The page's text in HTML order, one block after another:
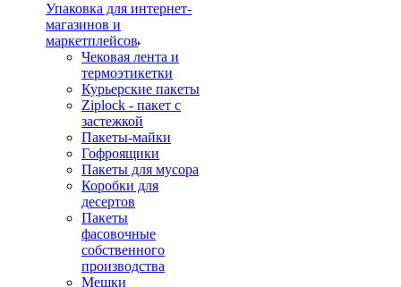
Упаковка для интернет-
магазинов и
маркетплейсов
Чековая лента и
термоэтикетки
Курьерские пакеты
Ziplock - пакет с
застежкой
Пакеты-майки
Гофроящики
Пакеты для мусора
Коробки для
десертов
Пакеты
фасовочные
собственного
производства
Мешки